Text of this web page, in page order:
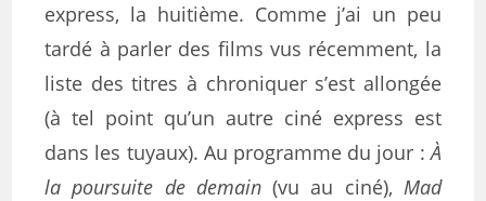
express, la huitième. Comme j’ai un peu
tardé à parler des films vus récemment, la
liste des titres à chroniquer s’est allongée
(à tel point qu’un autre ciné express est
dans les tuyaux). Au programme du jour :À
la poursuite de demain(vu au ciné), Mad